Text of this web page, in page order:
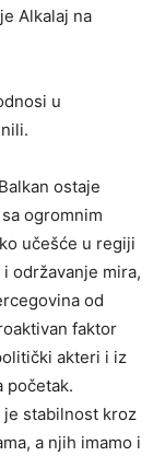
Alkalaj na
u
ostaje
ogromnim
učešće u regiji
održavanje mira,
od
faktor
akteri i iz
početak.
stabilnost kroz
a njih imamo i